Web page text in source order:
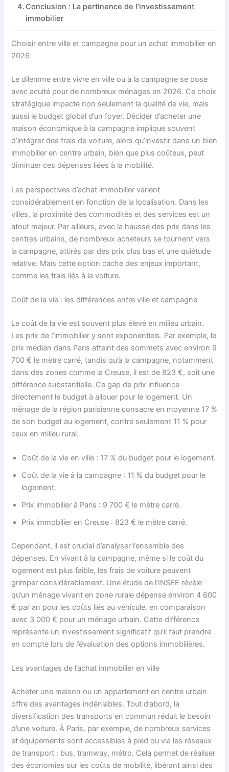
Conclusion : La pertinence de l’investissement
immobilier
Choisir entre ville et campagne pour un achat immobilier en
2026
Le dilemme entre vivre en ville ou à la campagne se pose
avec acuité pour de nombreux ménages en 2026. Ce choix
stratégique impacte non seulement la qualité de vie, mais
aussi le budget global d’un foyer. Décider d’acheter une
maison économique à la campagne implique souvent
d’intégrer des frais de voiture, alors qu’investir dans un bien
immobilier en centre urbain, bien que plus coûteux, peut
diminuer ces dépenses liées à la mobilité.
Les perspectives d’achat immobilier varient
considérablement en fonction de la localisation. Dans les
villes, la proximité des commodités et des services est un
atout majeur. Par ailleurs, avec la hausse des prix dans les
centres urbains, de nombreux acheteurs se tournent vers
la campagne, attirés par des prix plus bas et une quiétude
relative. Mais cette option cache des enjeux important,
comme les frais liés à la voiture.
Coût de la vie : les différences entre ville et campagne
Le coût de la vie est souvent plus élevé en milieu urbain.
Les prix de l’immobilier y sont exponentiels. Par exemple, le
prix médian dans Paris atteint des sommets avec environ 9
700 € le mètre carré, tandis qu’à la campagne, notamment
dans des zones comme la Creuse, il est de 823 €, soit une
différence substantielle. Ce gap de prix influence
directement le budget à allouer pour le logement. Un
ménage de la région parisienne consacre en moyenne 17 %
de son budget au logement, contre seulement 11 % pour
ceux en milieu rural.
Coût de la vie en ville : 17 % du budget pour le logement.
Coût de la vie à la campagne : 11 % du budget pour le
logement.
Prix immobilier à Paris : 9 700 € le mètre carré.
Prix immobilier en Creuse : 823 € le mètre carré.
Cependant, il est crucial d’analyser l’ensemble des
dépenses. En vivant à la campagne, même si le coût du
logement est plus faible, les frais de voiture peuvent
grimper considérablement. Une étude de l’INSEE révèle
qu’un ménage vivant en zone rurale dépense environ 4 600
€ par an pour les coûts liés au véhicule, en comparaison
avec 3 000 € pour un ménage urbain. Cette différence
représente un investissement significatif qu’il faut prendre
en compte lors de l’évaluation des options immobilières.
Les avantages de l’achat immobilier en ville
Acheter une maison ou un appartement en centre urbain
offre des avantages indéniables. Tout d’abord, la
diversification des transports en commun réduit le besoin
d’une voiture. À Paris, par exemple, de nombreux services
et équipements sont accessibles à pied ou via les réseaux
de transport : bus, tramway, métro. Cela permet de réaliser
des économies sur les coûts de mobilité, libérant ainsi des